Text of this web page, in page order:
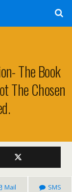
The Book
The Chosen
Mail SMS